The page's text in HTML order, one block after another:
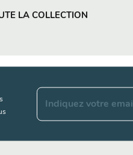
LA COLLECTION
Indiquez votre email